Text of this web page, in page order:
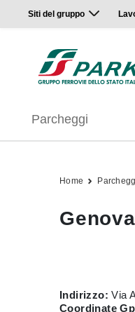
Siti del gruppo
Parcheggi
Home
Indirizzo: Via
Coordinate